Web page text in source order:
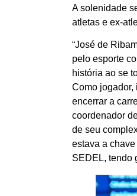
A solenidade
atletas e ex-
“José de
pelo esporte
história ao se
Como jogador,
encerrar a
coordenador
de seu
estava a
SEDEL, tendo